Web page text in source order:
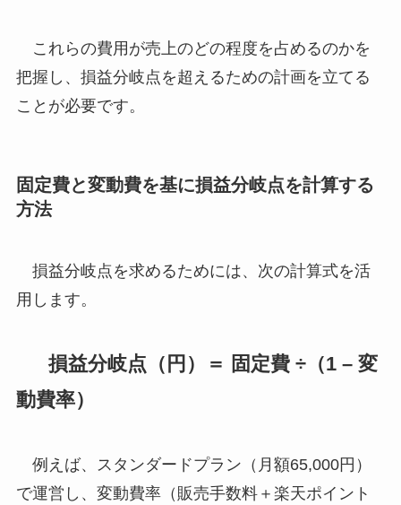
これらの費用が売上のどの程度を占めるのかを
把握し、損益分岐点を超えるための計画を立てる
ことが必要です。
固定費と変動費を基に損益分岐点を計算する
方法
損益分岐点を求めるためには、次の計算式を活
用します。
損益分岐点（円）＝ 固定費 ÷（1 – 変
動費率）
例えば、スタンダードプラン（月額65,000円）
で運営し、変動費率（販売手数料＋楽天ポイント